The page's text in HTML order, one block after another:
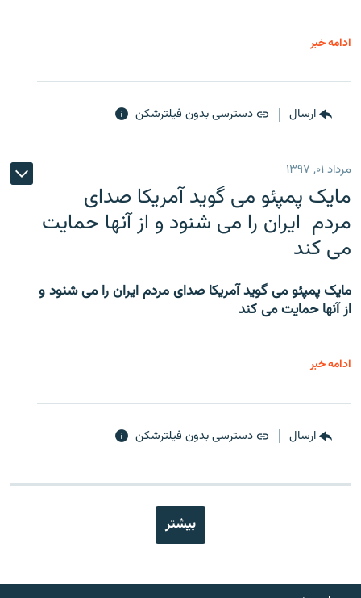
ادامه خبر
ارسال دسترسی بدون فیلترشکن
مرداد ۰۱, ۱۳۹۷
مایک پمپئو می گوید آمریکا صدای
مردم ایران را می شنود و از آنها حمایت
می کند
مایک پمپئو می گوید آمریکا صدای مردم ایران را می شنود و
از آنها حمایت می کند
ادامه خبر
ارسال دسترسی بدون فیلترشکن
بیشتر